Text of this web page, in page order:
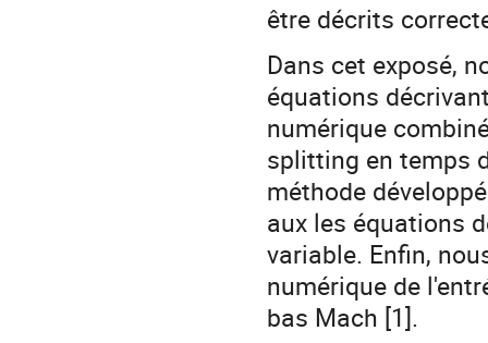
être décrits
Dans cet exposé,
équations
numérique
splitting en temps
méthode
aux les équations
variable. Enfin,
numérique de
bas Mach [1].